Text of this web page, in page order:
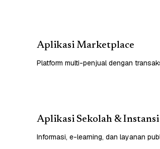
Aplikasi Marketplace
Platform multi-penjual dengan
Aplikasi Sekolah & Instansi
Informasi, e-learning, dan layanan